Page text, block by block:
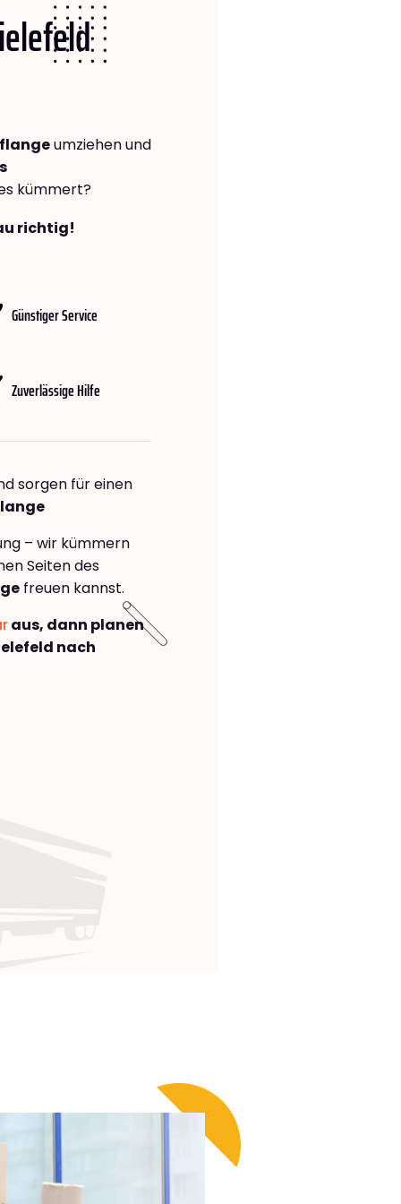
umziehen und
kümmert?
richtig!
Günstiger Service
Zuverlässige Hilfe
sorgen für einen
– wir kümmern
Seiten des
freuen kannst.
aus, dann planen
nach